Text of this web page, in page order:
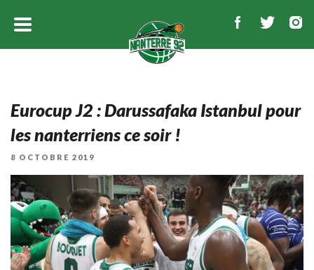
Eurocup J2 : Darussafaka Istanbul pour
les nanterriens ce soir !
PUBLIÉ
8 OCTOBRE 2019